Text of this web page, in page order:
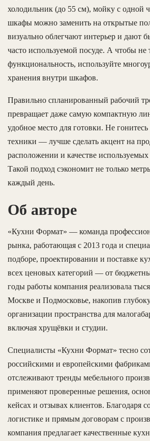
холодильник (до 55 см), мойку с одной
шкафы можно заменить на открытые
визуально облегчают интерьер и дают
часто используемой посуде. А чтобы не
функциональность, используйте
хранения внутри шкафов.
Правильно спланированный рабочий
превращает даже самую компактную
удобное место для готовки. Не гонитесь
техники — лучше сделать акцент на
расположении и качестве
Такой подход сэкономит не только
каждый день.
Об авторе
«Кухни Формат» — команда
рынка, работающая с 2013 года и
подборе, проектировании и поставке
всех ценовых категорий — от
годы работы компания реализовала
Москве и Подмосковье, накопив
организации пространства для
включая хрущёвки и студии.
Специалисты «Кухни Формат» тесно
российскими и европейскими
отслеживают тренды мебельного
применяют проверенные решения,
кейсах и отзывах клиентов. Благодаря
логистике и прямым договорам с
компания предлагает качественные